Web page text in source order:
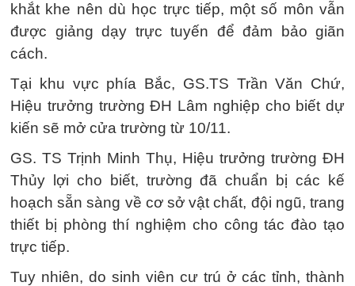
khắt khe nên dù học trực tiếp, một số môn vẫn
được giảng dạy trực tuyến để đảm bảo giãn
cách.
Tại khu vực phía Bắc, GS.TS Trần Văn Chứ,
Hiệu trưởng trường ĐH Lâm nghiệp cho biết dự
kiến sẽ mở cửa trường từ 10/11.
GS. TS Trịnh Minh Thụ, Hiệu trưởng trường ĐH
Thủy lợi cho biết, trường đã chuẩn bị các kế
hoạch sẵn sàng về cơ sở vật chất, đội ngũ, trang
thiết bị phòng thí nghiệm cho công tác đào tạo
trực tiếp.
Tuy nhiên, do sinh viên cư trú ở các tỉnh, thành